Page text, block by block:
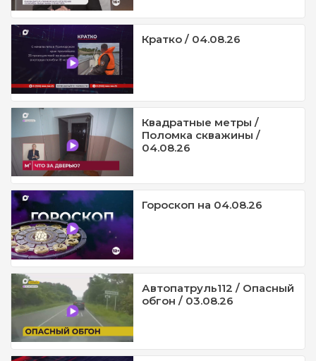
Кратко / 04.08.26
Квадратные метры /
Поломка скважины /
04.08.26
Гороскоп на 04.08.26
Автопатруль112 / Опасный
обгон / 03.08.26